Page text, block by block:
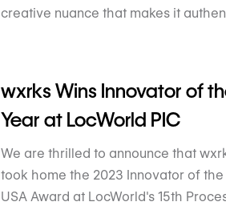
creative nuance that makes it
wxrks Wins Innovator of
Year at LocWorld PIC
We are thrilled to announce that
took home the 2023 Innovator of the
USA Award at LocWorld's 15th